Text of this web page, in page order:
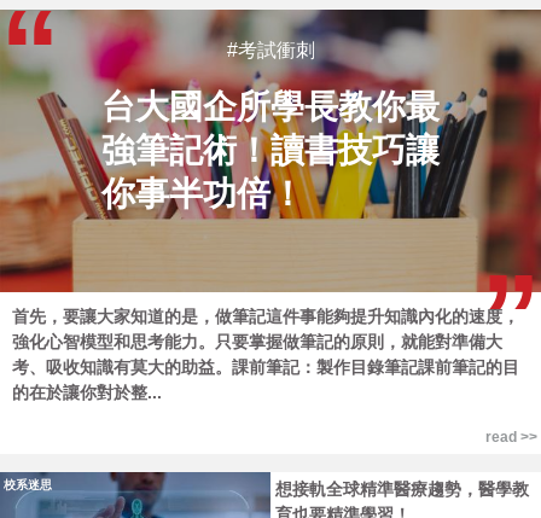
#考試衝刺
台大國企所學長教你最
強筆記術！讀書技巧讓
你事半功倍！
首先，要讓大家知道的是，做筆記這件事能夠提升知識內化的速度，
強化心智模型和思考能力。只要掌握做筆記的原則，就能對準備大
考、吸收知識有莫大的助益。課前筆記：製作目錄筆記課前筆記的目
的在於讓你對於整...
read >>
校系迷思
想接軌全球精準醫療趨勢，醫學教
育也要精準學習！